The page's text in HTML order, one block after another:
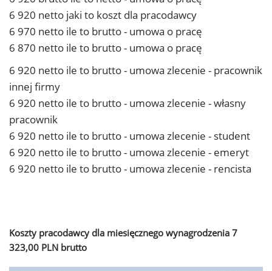
6 920 netto jaki to koszt dla pracodawcy
6 970 netto ile to brutto - umowa o pracę
6 870 netto ile to brutto - umowa o pracę
6 920 netto ile to brutto - umowa zlecenie - pracownik
innej firmy
6 920 netto ile to brutto - umowa zlecenie - własny
pracownik
6 920 netto ile to brutto - umowa zlecenie - student
6 920 netto ile to brutto - umowa zlecenie - emeryt
6 920 netto ile to brutto - umowa zlecenie - rencista
Koszty pracodawcy dla miesięcznego wynagrodzenia 7
323,00 PLN brutto